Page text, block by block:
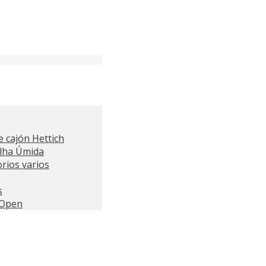
cajón Hettich
Úmida
varios